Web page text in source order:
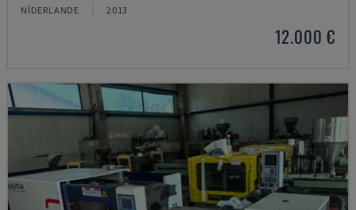
NĪDERLANDE 2013
12.000 €